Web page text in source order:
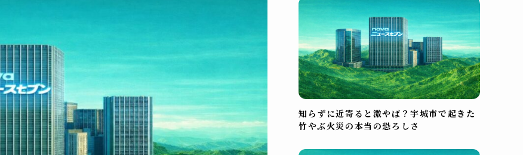
知らずに近寄ると激やば？宇城市で起きた
竹やぶ火災の本当の恐ろしさ